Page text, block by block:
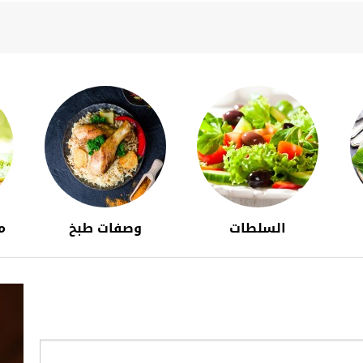
السلطات وصفات طبخ